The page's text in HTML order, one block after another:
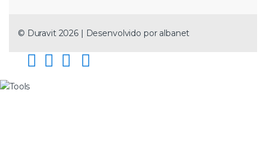
© Duravit 2026 | Desenvolvido por albanet